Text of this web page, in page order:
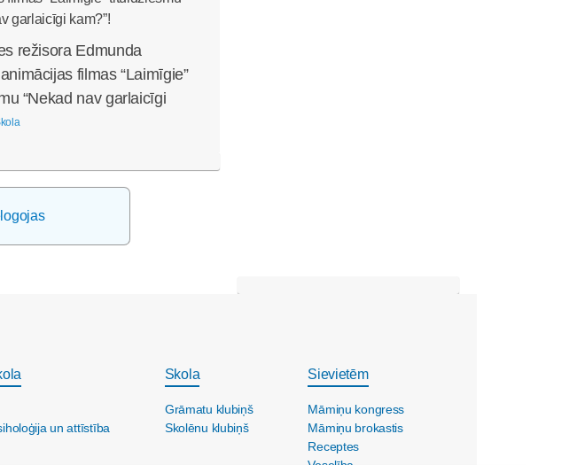
režisora Edmunda
filmas “Laimīgie”
“Nekad nav garlaicīgi
un attīstība
Skola
Grāmatu klubiņš
Skolēnu klubiņš
Sievietēm
Māmiņu kongress
Māmiņu brokastis
Receptes